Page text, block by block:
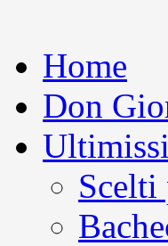
Home
Don
Scelti